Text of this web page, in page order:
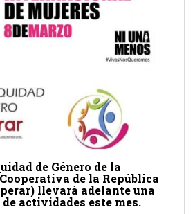
de Género de la
de la República
llevará adelante una
actividades este mes.